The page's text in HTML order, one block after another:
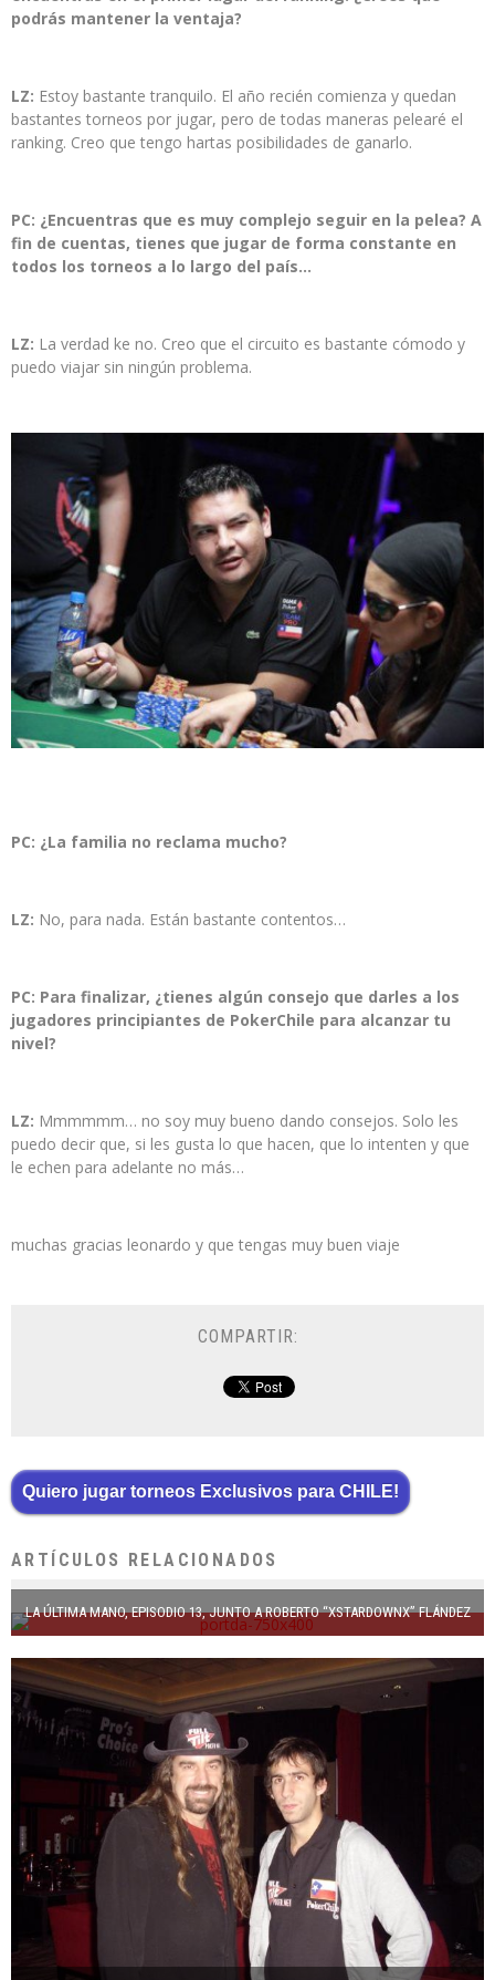
podrás mantener la ventaja?
LZ: Estoy bastante tranquilo. El año recién comienza y quedan
bastantes torneos por jugar, pero de todas maneras pelearé el
ranking. Creo que tengo hartas posibilidades de ganarlo.
PC: ¿Encuentras que es muy complejo seguir en la pelea? A
fin de cuentas, tienes que jugar de forma constante en
todos los torneos a lo largo del país…
LZ: La verdad ke no. Creo que el circuito es bastante cómodo y
puedo viajar sin ningún problema.
PC: ¿La familia no reclama mucho?
LZ: No, para nada. Están bastante contentos…
PC: Para finalizar, ¿tienes algún consejo que darles a los
jugadores principiantes de PokerChile para alcanzar tu
nivel?
LZ: Mmmmmm… no soy muy bueno dando consejos. Solo les
puedo decir que, si les gusta lo que hacen, que lo intenten y que
le echen para adelante no más…
muchas gracias leonardo y que tengas muy buen viaje
COMPARTIR:
Quiero jugar torneos Exclusivos para CHILE!
ARTÍCULOS RELACIONADOS
LA ÚLTIMA MANO, EPISODIO 13, JUNTO A ROBERTO “XSTARDOWNX” FLÁNDEZ